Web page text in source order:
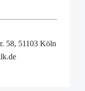
58, 51103 Köln